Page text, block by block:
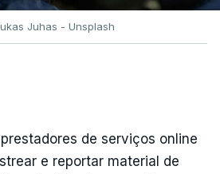
Juhas - Unsplash
de serviços online
e reportar material de